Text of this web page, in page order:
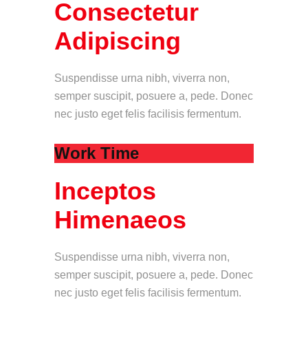
Consectetur
Adipiscing
Suspendisse urna nibh, viverra non,
semper suscipit, posuere a, pede. Donec
nec justo eget felis facilisis fermentum.
Work Time
Inceptos
Himenaeos
Suspendisse urna nibh, viverra non,
semper suscipit, posuere a, pede. Donec
nec justo eget felis facilisis fermentum.